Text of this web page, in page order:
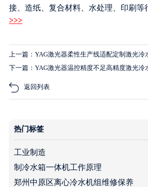
接、造纸、复合材料、水处理、印刷等
>>>
上一篇：YAG激光器柔性生产线适配定制激光冷
下一篇：YAG激光器温控精度不足高精度激光冷
返回列表
热门标签
工业制造
制冷水箱一体机工作原理
郑州中原区离心冷水机组维修保养